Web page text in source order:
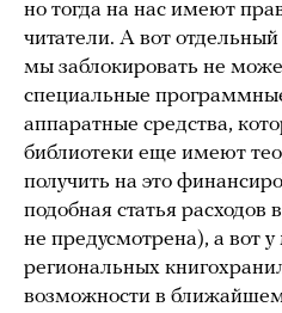
но тогда на нас имеют
читатели. А вот
мы заблокировать не
специальные
аппаратные средства,
библиотеки еще имеют
получить на это
подобная статья расходов
не предусмотрена), а вот
региональных
возможности в